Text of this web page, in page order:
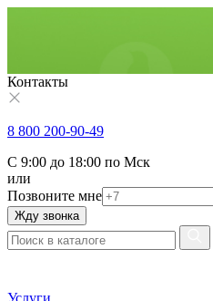
Контакты
8 800 200-90-49
С 9:00 до 18:00 по Мск
или
Позвоните мне
Жду звонка
Услуги